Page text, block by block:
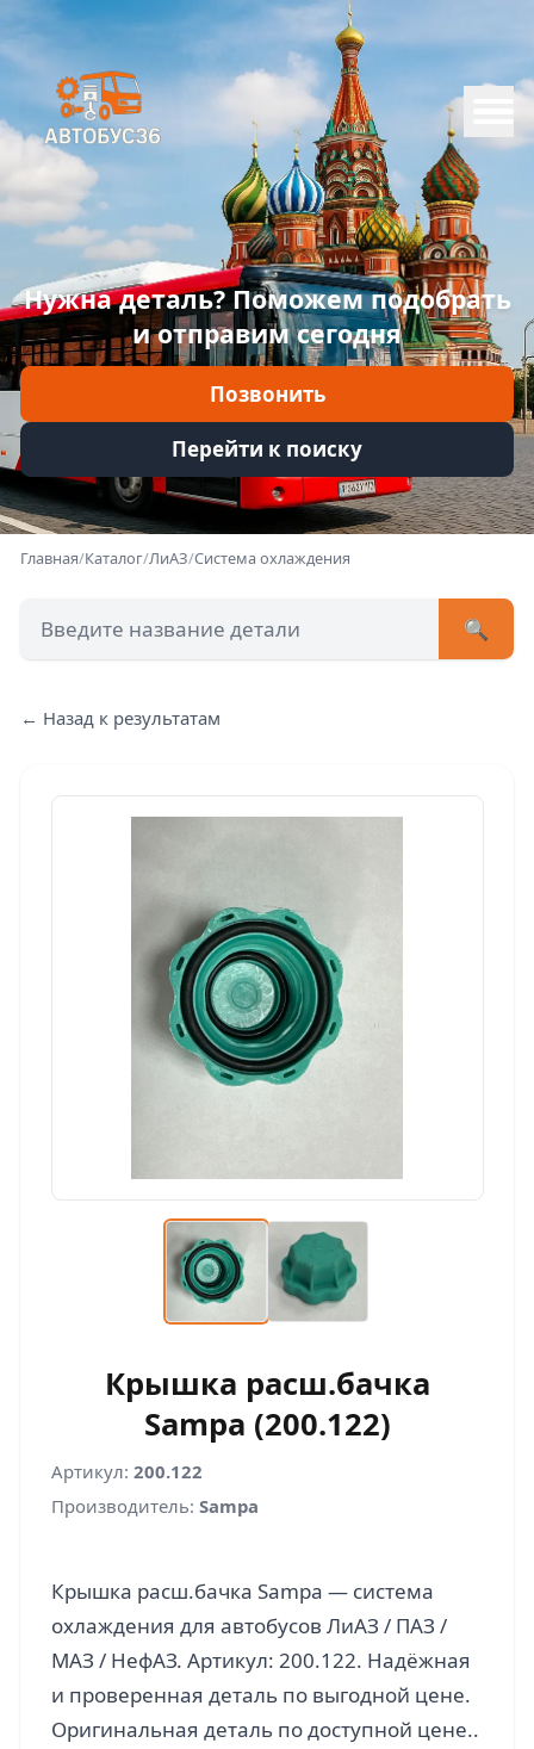
Нужна деталь? Поможем подобрать
и отправим сегодня
Позвонить
Перейти к поиску
Меню
Главная
Каталог
Марки
Информация
Главная/Каталог/ЛиАЗ/Система охлаждения
🔍
← Назад к результатам
Крышка расш.бачка
Sampa (200.122)
Артикул: 200.122
Производитель: Sampa
Крышка расш.бачка Sampa — система
охлаждения для автобусов ЛиАЗ / ПАЗ /
МАЗ / НефАЗ. Артикул: 200.122. Надёжная
и проверенная деталь по выгодной цене.
Оригинальная деталь по доступной цене..